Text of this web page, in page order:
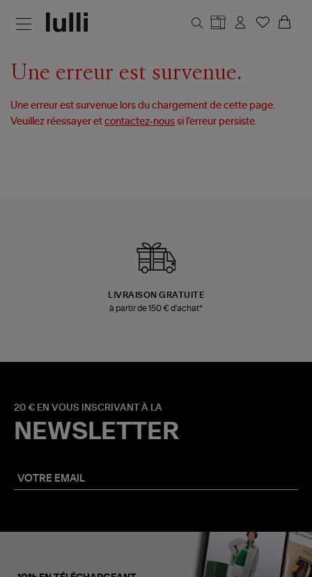
Une erreur est survenue.
Une erreur est survenue lors du chargement de cette page.
Veuillez réessayer etcontactez-nous si l’erreur persiste.
LIVRAISON GRATUITE
à partir de 150 € d'achat*
20 € EN VOUS INSCRIVANT À LA
NEWSLETTER